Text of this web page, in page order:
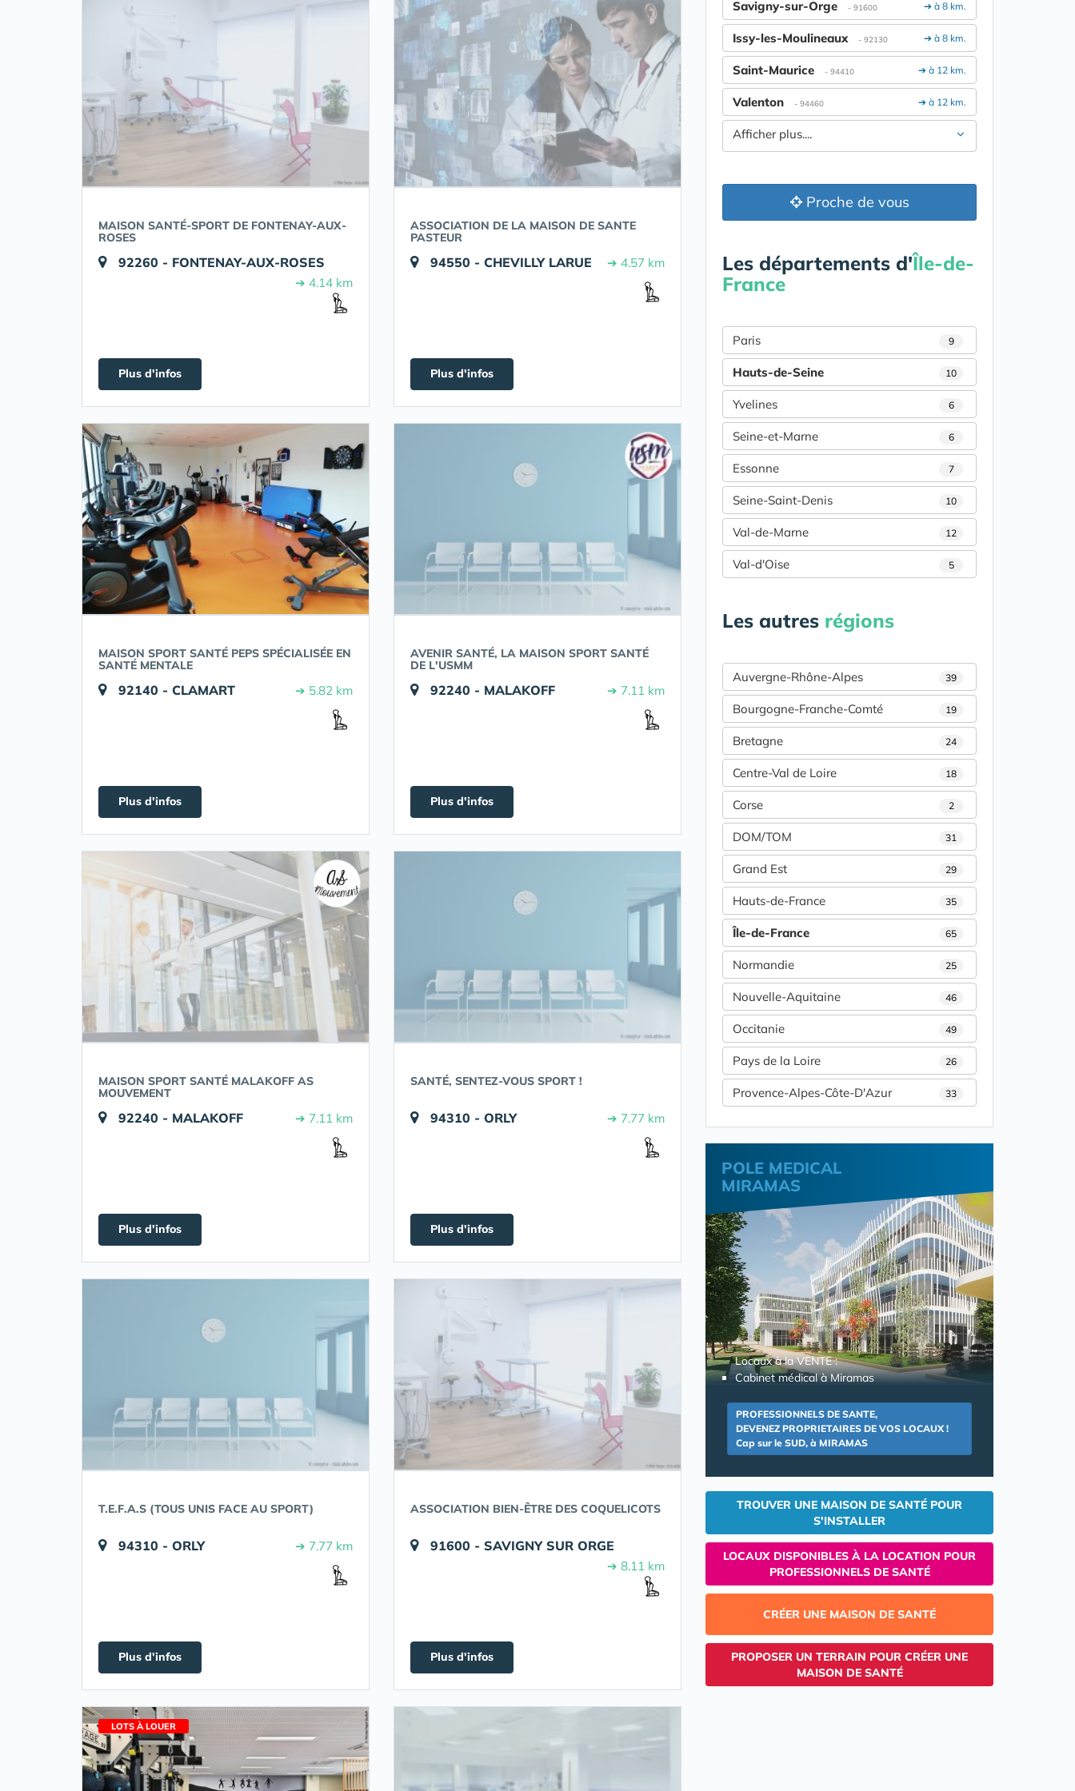
MAISON SANTÉ-SPORT DE FONTENAY-AUX-
ROSES
92260 - FONTENAY-AUX-ROSES
➔ 4.14 km
Plus d'infos
ASSOCIATION DE LA MAISON DE SANTE
PASTEUR
94550 - CHEVILLY LARUE ➔ 4.57 km
Plus d'infos
MAISON SPORT SANTÉ PEPS SPÉCIALISÉE EN
SANTÉ MENTALE
92140 - CLAMART ➔ 5.82 km
Plus d'infos
AVENIR SANTÉ, LA MAISON SPORT SANTÉ
DE L'USMM
92240 - MALAKOFF ➔ 7.11 km
Plus d'infos
MAISON SPORT SANTÉ MALAKOFF AS
MOUVEMENT
92240 - MALAKOFF ➔ 7.11 km
Plus d'infos
SANTÉ, SENTEZ-VOUS SPORT !
94310 - ORLY ➔ 7.77 km
Plus d'infos
T.E.F.A.S (TOUS UNIS FACE AU SPORT)
94310 - ORLY ➔ 7.77 km
Plus d'infos
ASSOCIATION BIEN-ÊTRE DES COQUELICOTS
91600 - SAVIGNY SUR ORGE
➔ 8.11 km
Plus d'infos
LOTS À LOUER
➔ à 8 km.
Savigny-sur-Orge - 91600
➔ à 8 km.
Issy-les-Moulineaux - 92130
➔ à 12 km.
Saint-Maurice - 94410
➔ à 12 km.
Valenton - 94460
Afficher plus....
Proche de vous
Les départements d'Île-de-
France
Paris 9
Hauts-de-Seine 10
Yvelines 6
Seine-et-Marne 6
Essonne 7
Seine-Saint-Denis 10
Val-de-Marne 12
Val-d'Oise 5
Les autres régions
Auvergne-Rhône-Alpes 39
Bourgogne-Franche-Comté 19
Bretagne 24
Centre-Val de Loire 18
Corse 2
DOM/TOM 31
Grand Est 29
Hauts-de-France 35
Île-de-France 65
Normandie 25
Nouvelle-Aquitaine 46
Occitanie 49
Pays de la Loire 26
Provence-Alpes-Côte-D'Azur 33
POLE MEDICAL
MIRAMAS
Locaux à la VENTE :
Cabinet médical à Miramas
PROFESSIONNELS DE SANTE,
DEVENEZ PROPRIETAIRES DE VOS LOCAUX !
Cap sur le SUD, à MIRAMAS
TROUVER UNE MAISON DE SANTÉ POUR
S'INSTALLER
LOCAUX DISPONIBLES À LA LOCATION POUR
PROFESSIONNELS DE SANTÉ
CRÉER UNE MAISON DE SANTÉ
PROPOSER UN TERRAIN POUR CRÉER UNE
MAISON DE SANTÉ